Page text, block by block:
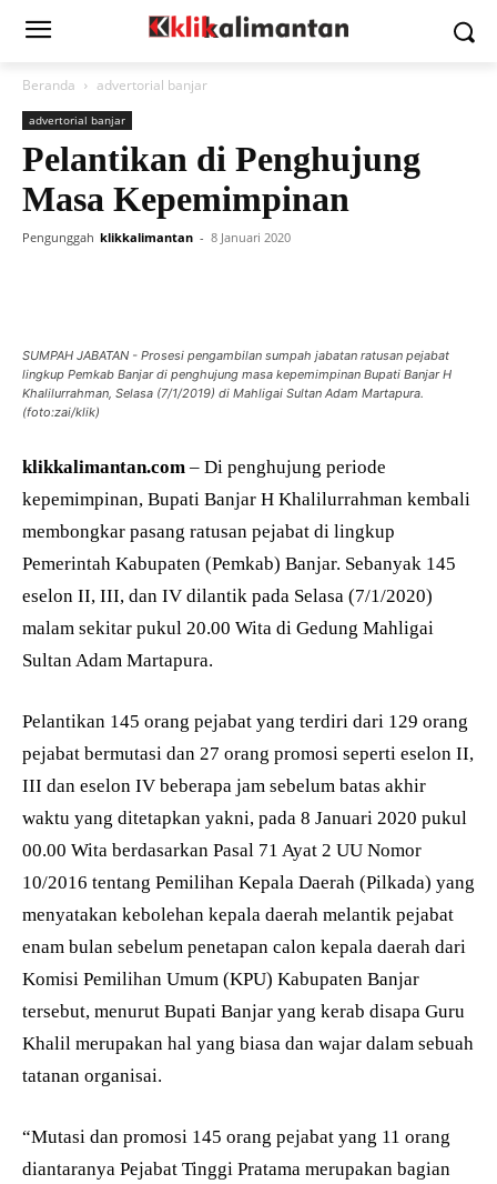
Beranda advertorial banjar
advertorial banjar
Pelantikan di Penghujung
Masa Kepemimpinan
Pengunggah klikkalimantan - 8 Januari 2020
SUMPAH JABATAN - Prosesi pengambilan sumpah jabatan ratusan pejabat
lingkup Pemkab Banjar di penghujung masa kepemimpinan Bupati Banjar H
Khalilurrahman, Selasa (7/1/2019) di Mahligai Sultan Adam Martapura.
(foto:zai/klik)
klikkalimantan.com – Di penghujung periode
kepemimpinan, Bupati Banjar H Khalilurrahman kembali
membongkar pasang ratusan pejabat di lingkup
Pemerintah Kabupaten (Pemkab) Banjar. Sebanyak 145
eselon II, III, dan IV dilantik pada Selasa (7/1/2020)
malam sekitar pukul 20.00 Wita di Gedung Mahligai
Sultan Adam Martapura.
Pelantikan 145 orang pejabat yang terdiri dari 129 orang
pejabat bermutasi dan 27 orang promosi seperti eselon II,
III dan eselon IV beberapa jam sebelum batas akhir
waktu yang ditetapkan yakni, pada 8 Januari 2020 pukul
00.00 Wita berdasarkan Pasal 71 Ayat 2 UU Nomor
10/2016 tentang Pemilihan Kepala Daerah (Pilkada) yang
menyatakan kebolehan kepala daerah melantik pejabat
enam bulan sebelum penetapan calon kepala daerah dari
Komisi Pemilihan Umum (KPU) Kabupaten Banjar
tersebut, menurut Bupati Banjar yang kerab disapa Guru
Khalil merupakan hal yang biasa dan wajar dalam sebuah
tatanan organisai.
“Mutasi dan promosi 145 orang pejabat yang 11 orang
diantaranya Pejabat Tinggi Pratama merupakan bagian